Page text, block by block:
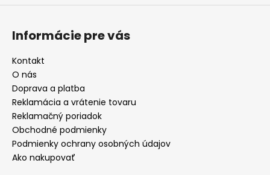
Informácie pre vás
Kontakt
O nás
Doprava a platba
Reklamácia a vrátenie tovaru
Reklamačný poriadok
Obchodné podmienky
Podmienky ochrany osobných údajov
Ako nakupovať